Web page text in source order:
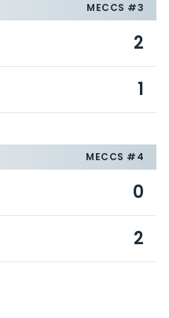
MECCS #3
2
1
MECCS #4
0
2